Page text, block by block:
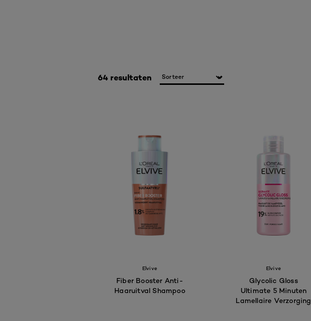
64 resultaten
Elvive
Fiber Booster Anti-
Haaruitval Shampoo
Elvive
Glycolic Gloss
Ultimate 5 Minuten
Lamellaire Verzorging